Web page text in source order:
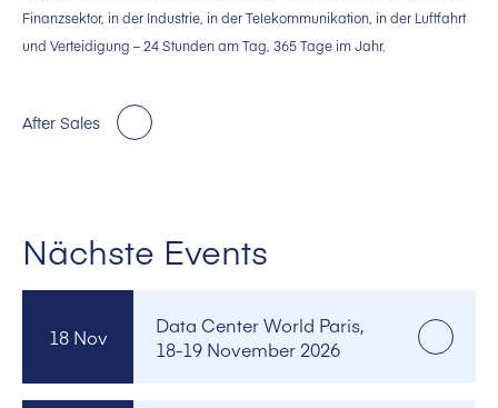
Finanzsektor, in der Industrie, in der Telekommunikation, in der Luftfahrt
und Verteidigung – 24 Stunden am Tag, 365 Tage im Jahr.
After Sales
Nächste Events
18 Nov
Data Center World Paris,
18-19 November 2026